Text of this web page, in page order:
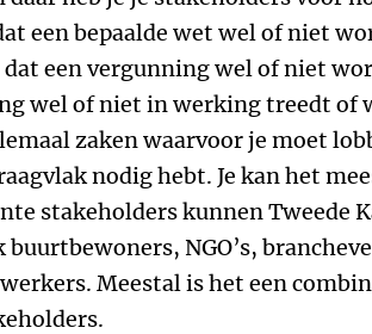
een bepaalde wet wel of niet
een vergunning wel of niet
wel of niet in werking treedt of
zaken waarvoor je moet
nodig hebt. Je kan het
stakeholders kunnen Tweede
NGO’s,
Meestal is het een